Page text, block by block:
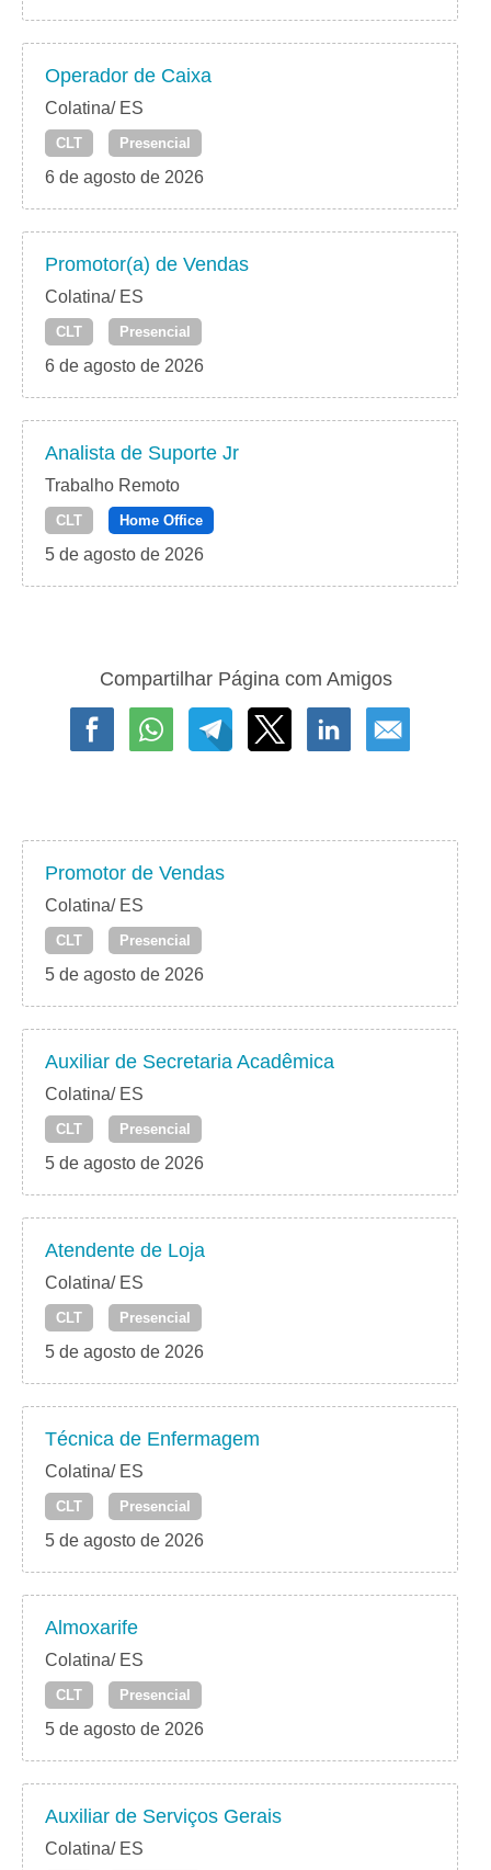
Operador de Caixa
Colatina/ ES
CLT Presencial
6 de agosto de 2026
Promotor(a) de Vendas
Colatina/ ES
CLT Presencial
6 de agosto de 2026
Analista de Suporte Jr
Trabalho Remoto
CLT Home Office
5 de agosto de 2026
Compartilhar Página com Amigos
Promotor de Vendas
Colatina/ ES
CLT Presencial
5 de agosto de 2026
Auxiliar de Secretaria Acadêmica
Colatina/ ES
CLT Presencial
5 de agosto de 2026
Atendente de Loja
Colatina/ ES
CLT Presencial
5 de agosto de 2026
Técnica de Enfermagem
Colatina/ ES
CLT Presencial
5 de agosto de 2026
Almoxarife
Colatina/ ES
CLT Presencial
5 de agosto de 2026
Auxiliar de Serviços Gerais
Colatina/ ES